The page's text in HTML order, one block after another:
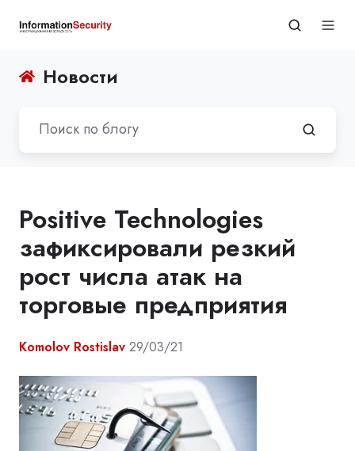
Новости
Positive Technologies
зафиксировали резкий
рост числа атак на
торговые предприятия
Komolov Rostislav 29/03/21